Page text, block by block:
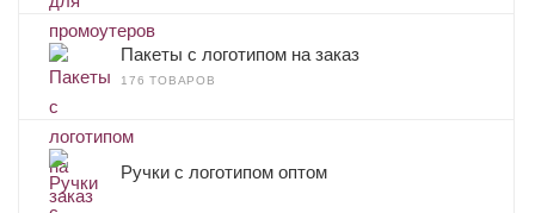
Пакеты с логотипом на заказ
176 ТОВАРОВ
Ручки с логотипом оптом